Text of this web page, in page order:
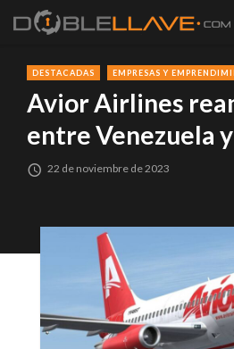
DESTACADAS EMPRESAS Y
Avior Airlines
entre Venezuela
22 de noviembre de 2023